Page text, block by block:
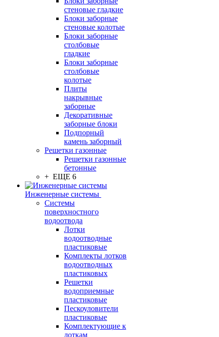
стеновые гладкие
Блоки заборные
стеновые колотые
Блоки заборные
столбовые
гладкие
Блоки заборные
столбовые
колотые
Плиты
накрывные
заборные
Декоративные
заборные блоки
Подпорный
камень заборный
Решетки газонные
Решетки газонные
бетонные
+ ЕЩЕ 6
Инженерные системы
Системы
поверхностного
водоотвода
Лотки
водоотводные
пластиковые
Комплекты лотков
водоотводных
пластиковых
Решетки
водоприемные
пластиковые
Пескоуловители
пластиковые
Комплектующие к
лоткам